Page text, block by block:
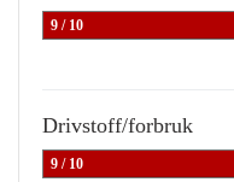
9 / 10
Drivstoff/forbruk
9 / 10